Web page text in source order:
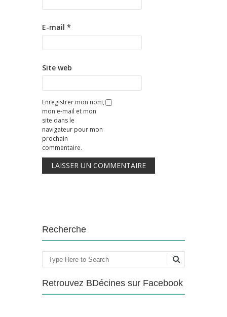
E-mail *
Site web
Enregistrer mon nom,
mon e-mail et mon
site dans le
navigateur pour mon
prochain
commentaire.
Recherche
Rechercher
Retrouvez BDécines sur Facebook